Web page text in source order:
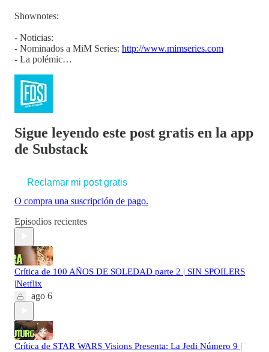
Shownotes:
- Noticias:
- Nominados a MiM Series: http://www.mimseries.com
- La polémic…
Sigue leyendo este post gratis en la app
de Substack
Reclamar mi post gratis
O compra una suscripción de pago.
Episodios recientes
Crítica de 100 AÑOS DE SOLEDAD parte 2 | SIN SPOILERS
|Netflix
ago 6
Crítica de STAR WARS Visions Presenta: La Jedi Número 9 |